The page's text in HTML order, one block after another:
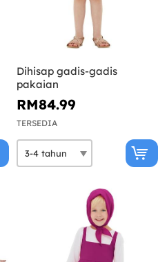
Dihisap gadis-gadis
pakaian
RM84.99
TERSEDIA